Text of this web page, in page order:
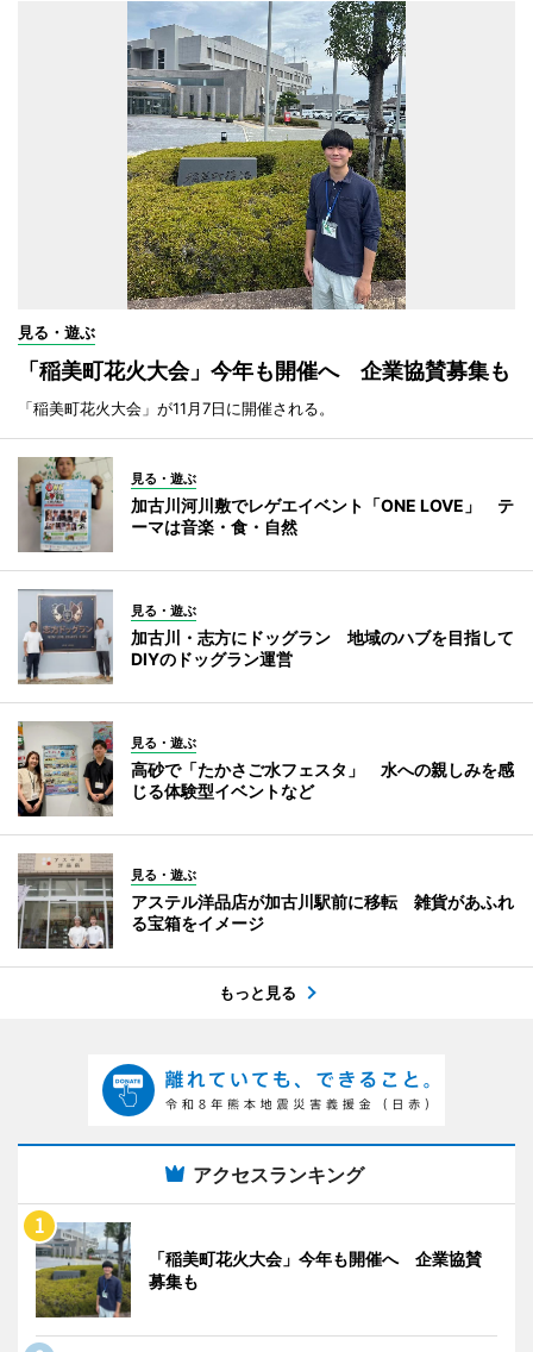
見る・遊ぶ
「稲美町花火大会」今年も開催へ 企業協賛募集も
「稲美町花火大会」が11月7日に開催される。
見る・遊ぶ
加古川河川敷でレゲエイベント「ONE LOVE」 テ
ーマは音楽・食・自然
見る・遊ぶ
加古川・志方にドッグラン 地域のハブを目指して
DIYのドッグラン運営
見る・遊ぶ
高砂で「たかさご水フェスタ」 水への親しみを感
じる体験型イベントなど
見る・遊ぶ
アステル洋品店が加古川駅前に移転 雑貨があふれ
る宝箱をイメージ
もっと見る
アクセスランキング
「稲美町花火大会」今年も開催へ 企業協賛
募集も